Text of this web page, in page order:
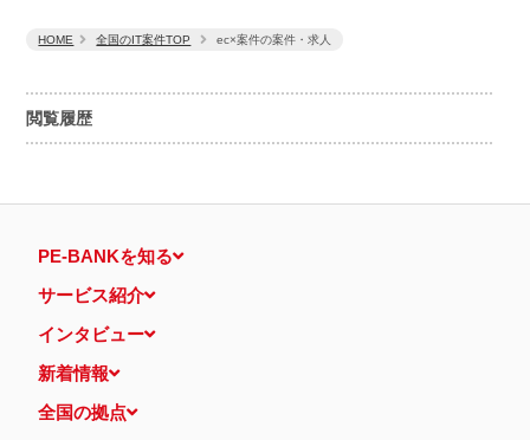
閲覧履歴
HOME 全国のIT案件TOP ec×案件の案件・求人
PE-BANKを知る
サービス紹介
インタビュー
新着情報
全国の拠点